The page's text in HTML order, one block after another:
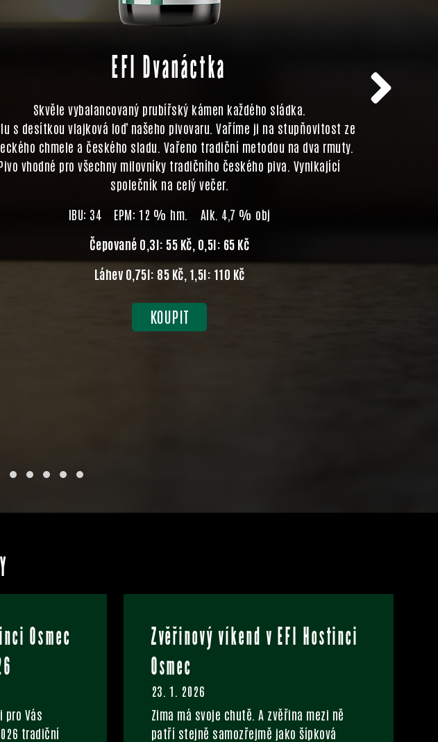
EFI Dvanáctka
Skvěle vybalancovaný prubířský kámen každého sládka.
s desítkou vlajková loď našeho pivovaru. Vaříme ji na stupňovitost ze
chmele a českého sladu. Vařeno tradiční metodou na dva rmuty.
vhodné pro všechny milovníky tradičního českého piva. Vynikající
společník na celý večer.
IBU: 34 EPM: 12 % hm. Alk. 4,7 % obj
Čepované 0,3l: 55 Kč, 0,5l: 65 Kč
Láhev 0,75l: 85 Kč, 1,5l: 110 Kč
KOUPIT
Osmec
pro Vás
tradiční
Zvěřinový víkend v EFI Hostinci
Osmec
23. 1. 2026
Zima má svoje chutě. A zvěřina mezi ně
patří stejně samozřejmě jako šípková